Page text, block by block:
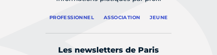
PROFESSIONNEL ASSOCIATION JEUNE
Les newsletters de Paris